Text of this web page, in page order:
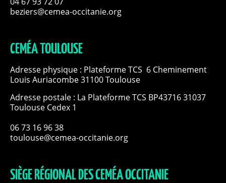
beziers@cemea-occitanie.org
CEMÉA TOULOUSE
Adresse physique : Plateforme TCS 6 Cheminement
Louis Auriacombe 31100 Toulouse
Adresse postale : La Plateforme TCS BP43716 31037
Toulouse Cedex 1
06 73 16 96 38
toulouse@cemea-occitanie.org
SIÈGE RÉGIONAL DES CEMÉA OCCITANIE